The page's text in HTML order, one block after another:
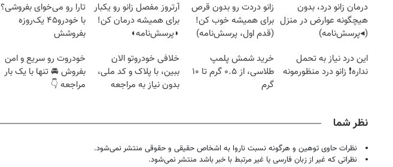
درمان زانو درد، بدون
هیچگونه عوارض در منزل
(◂پرسش‌نامه)
زانو دردت رو بدون قرص
برای همیشه خوب کن!
(قدم اول، پرسش‌نامه)
آرتروز مفصل زانو رو یکبار
برای همیشه درمان کن!
◗پرسش‌نامه◖
تارا رو می‌خوای بفروشی؟
با خودرو۴۵ یک‌روزه
بفروشش
این درد نیاز به تحمل
نداره❗ زانو درد منظورمونه
خرید شمش پلمپ
طلاسی، از ۰.۵ گرم تا ۱۰
گرم
خلافی خودروتو الان
ببین، با پلاک و کد ملی،
بدون نیاز به مراجعه
خودروت رو سریع و امن
بفروش 🚘 تنها با یک بار
مراجعه 👇
نظر شما
نظرات حاوی توهین و هرگونه نسبت ناروا به اشخاص حقیقی و حقوقی منتشر نمی‌شود.
نظراتی که غیر از زبان فارسی یا غیر مرتبط با خبر باشد منتشر نمی‌شود.